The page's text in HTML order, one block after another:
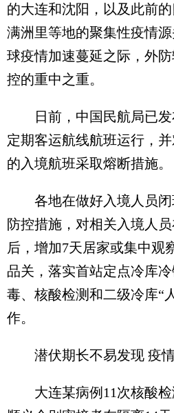
的大连和沈阳，以及此前
满洲里等地的聚集性疫情
球疫情加速蔓延之际，外
控的重中之重。
日前，中国民航局已发
定期客运航线航班运行，
的入境航班采取熔断措施。
各地在做好入境人员闭
防控措施，对相关入境人
后，增加7天居家或集中观
品关，落实首站定点冷库
毒、核酸检测和二级冷库“
作。
潜伏期长不易发现 疫情
大连某病例11次核酸检